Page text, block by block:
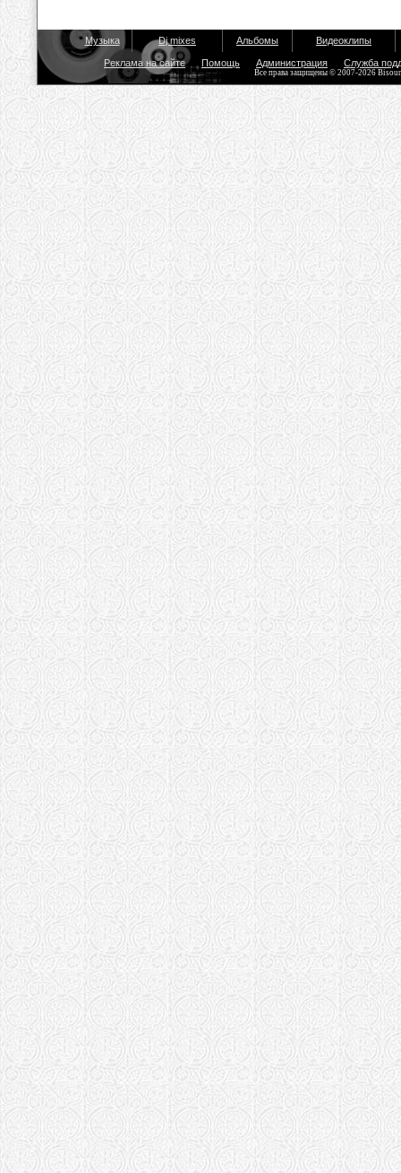
Музыка Dj mixes Альбомы Видеоклипы
Реклама на сайте Помощь Администрация Служба
Все права защищены © 2007-2026